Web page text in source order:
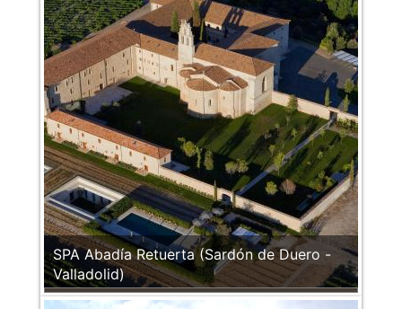
SPA Abadía Retuerta (Sardón de Duero -
Valladolid)